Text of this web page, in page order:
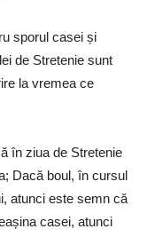
sporul casei și
de Stretenie sunt
la vremea ce
în ziua de Stretenie
Dacă boul, în cursul
atunci este semn că
casei, atunci